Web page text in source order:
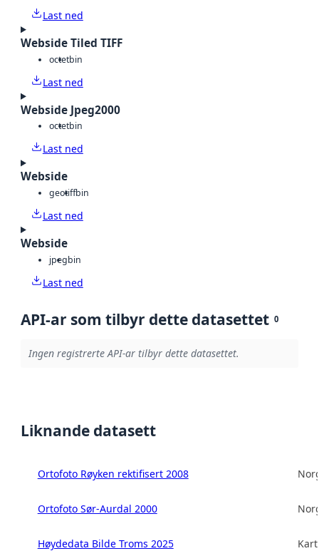
Last ned
Webside Tiled TIFF
octetbin
Last ned
Webside Jpeg2000
octetbin
Last ned
Webside
geotiffbin
Last ned
Webside
jpegbin
Last ned
API-ar som tilbyr dette datasettet 0
Ingen registrerte API-ar tilbyr dette datasettet.
Liknande datasett
Ortofoto Røyken rektifisert 2008
Ortofoto Sør-Aurdal 2000
Høydedata Bilde Troms 2025